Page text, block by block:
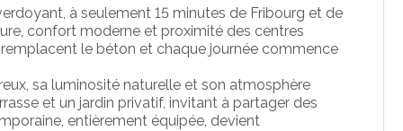
à seulement 15 minutes de Fribourg et de
confort moderne et proximité des centres
le béton et chaque journée commence
sa luminosité naturelle et son atmosphère
et un jardin privatif, invitant à partager des
entièrement équipée, devient